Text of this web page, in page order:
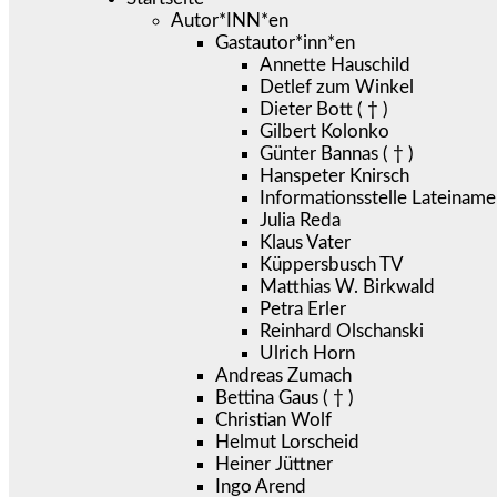
Autor*INN*en
Gastautor*inn*en
Annette Hauschild
Detlef zum Winkel
Dieter Bott ( † )
Gilbert Kolonko
Günter Bannas ( † )
Hanspeter Knirsch
Informationsstelle
Julia Reda
Klaus Vater
Küppersbusch TV
Matthias W. Birkwald
Petra Erler
Reinhard Olschanski
Ulrich Horn
Andreas Zumach
Bettina Gaus ( † )
Christian Wolf
Helmut Lorscheid
Heiner Jüttner
Ingo Arend